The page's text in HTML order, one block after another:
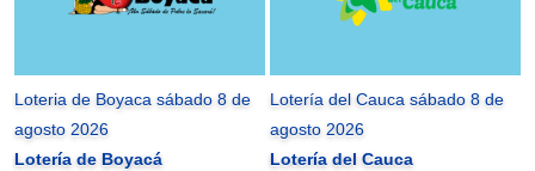
Loteria de Boyaca sábado 8 de
agosto 2026
Lotería de Boyacá
Lotería del Cauca sábado 8 de
agosto 2026
Lotería del Cauca